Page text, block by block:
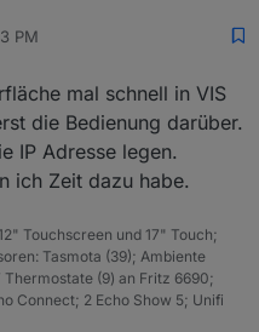
darüber steuern,
Adapter ioBroker.wled ( V
auch in ioBroker
den LED-Stripe steuern?
per DropDownList
Widget?
PM
mal schnell in VIS
die Bedienung darüber.
IP Adresse legen.
ich Zeit dazu habe.
Touchscreen und 17" Touch;
Tasmota (39); Ambiente
Thermostate (9) an Fritz 6690;
Connect; 2 Echo Show 5; Unifi